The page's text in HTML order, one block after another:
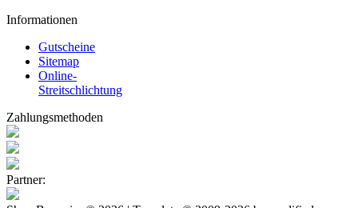
Informationen
Gutscheine
Sitemap
Online-
Streitschlichtung
Zahlungsmethoden
Partner: